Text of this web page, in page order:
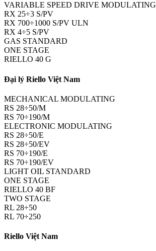
VARIABLE SPEED DRIVE MODULATING
RX 25÷3 S/PV
RX 700÷1000 S/PV ULN
RX 4÷5 S/PV
GAS STANDARD
ONE STAGE
RIELLO 40 G
Đại lý Riello Việt Nam
MECHANICAL MODULATING
RS 28÷50/M
RS 70÷190/M
ELECTRONIC MODULATING
RS 28÷50/E
RS 28÷50/EV
RS 70÷190/E
RS 70÷190/EV
LIGHT OIL STANDARD
ONE STAGE
RIELLO 40 BF
TWO STAGE
RL 28÷50
RL 70÷250
Riello Việt Nam